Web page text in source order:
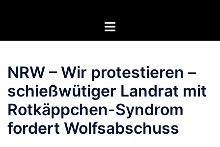
Menü
NRW – Wir protestieren –
schießwütiger Landrat mit
Rotkäppchen-Syndrom
fordert Wolfsabschuss